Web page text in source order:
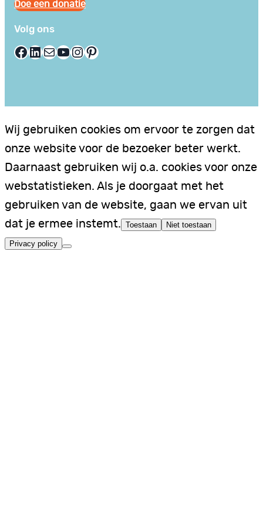
Doe een donatie
Volg ons
Facebook LinkedIn E-mail YouTube InstagramPinterest
Wij gebruiken cookies om ervoor te zorgen dat
onze website voor de bezoeker beter werkt.
Daarnaast gebruiken wij o.a. cookies voor onze
webstatistieken. Als je doorgaat met het
gebruiken van de website, gaan we ervan uit
dat je ermee instemt. Toestaan Niet toestaan
Privacy policy